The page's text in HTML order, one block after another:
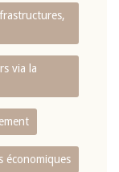
via la
économiques